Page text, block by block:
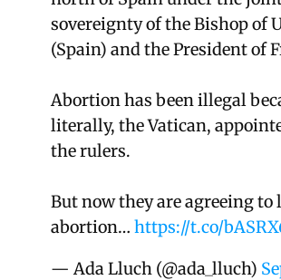
sovereignty of the Bishop of
(Spain) and the President of
Abortion has been illegal
literally, the Vatican,
the rulers.
But now they are agreeing to
abortion… https://t.co/
— Ada Lluch (@ada_lluch)